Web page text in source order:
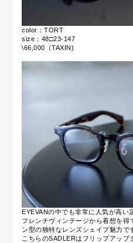
color：TORT
size：48□23-147
\66,000（TAXIN)
EYEVANの中でも非常に人気が高い
フレンチヴィンテージから着想を得
ン型の独特なレンズシェイプ魅力で
こちらのSADLERはフリップアップ